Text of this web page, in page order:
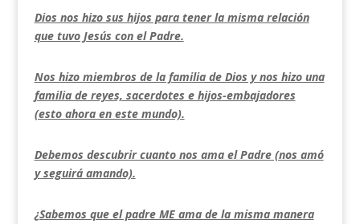
Dios nos hizo sus hijos para tener la misma relación
que tuvo Jesús con el Padre.
Nos hizo miembros de la familia de Dios y nos hizo una
familia de reyes, sacerdotes e hijos-embajadores
(esto ahora en este mundo).
Debemos descubrir cuanto nos ama el Padre (nos amó
y seguirá amando).
¿Sabemos que el padre ME ama de la misma manera